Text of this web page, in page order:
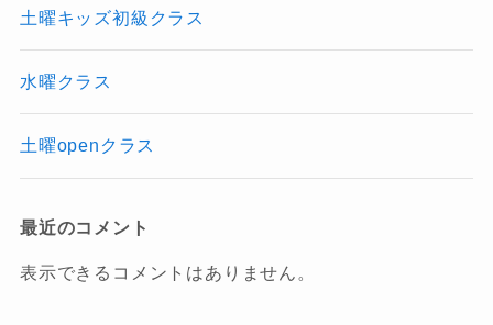
土曜キッズ初級クラス
水曜クラス
土曜openクラス
最近のコメント
表示できるコメントはありません。